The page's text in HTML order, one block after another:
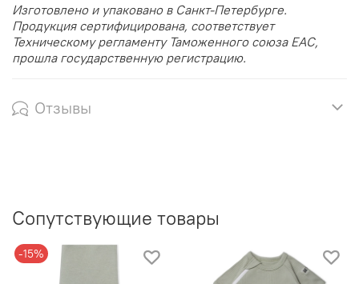
Изготовлено и упаковано в Санкт-Петербурге.
Продукция сертифицирована, соответствует
Техническому регламенту Таможенного союза EAC,
прошла государственную регистрацию.
Отзывы
Сопутствующие товары
-15%